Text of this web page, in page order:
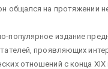
общался на протяжении
популярное издание
проявляющих
отношений с конца XIX